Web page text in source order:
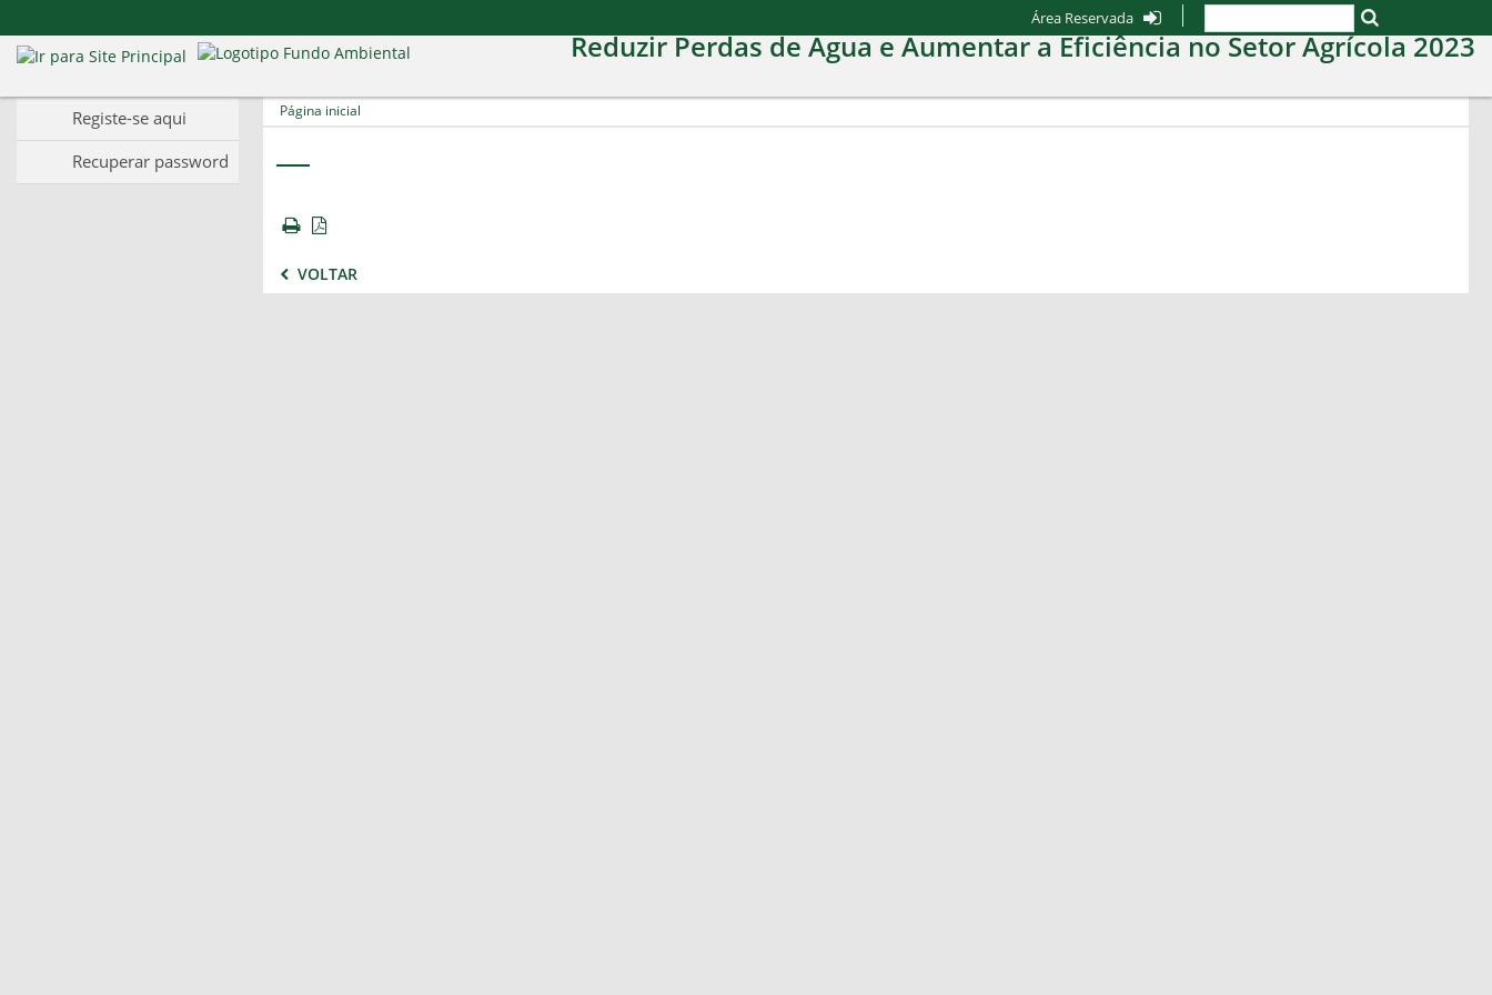
Área Reservada
Reduzir Perdas de Água e Aumentar a Eficiência no Setor Agrícola 2023
Registe-se aqui
Recuperar password
Página inicial
VOLTAR